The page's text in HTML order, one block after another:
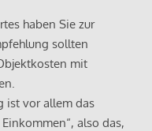
haben Sie zur
sollten
mit
ist vor allem das
also das,